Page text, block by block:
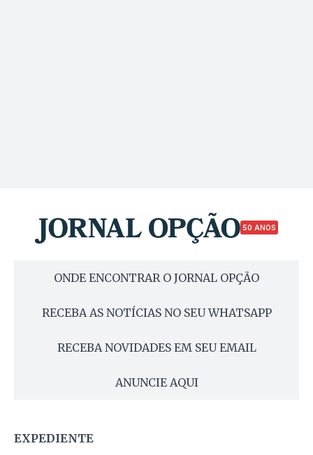
50 ANOS
ONDE ENCONTRAR O JORNAL OPÇÃO
RECEBA AS NOTÍCIAS NO SEU WHATSAPP
RECEBA NOVIDADES EM SEU EMAIL
ANUNCIE AQUI
EXPEDIENTE